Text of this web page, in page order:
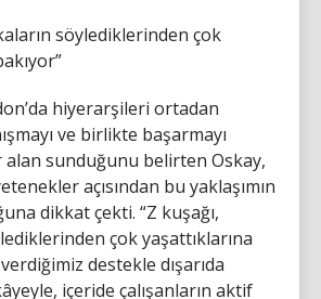
söylediklerinden çok
hiyerarşileri ortadan
ve birlikte başarmayı
sunduğunu belirten Oskay,
açısından bu yaklaşımın
dikkat çekti. “Z kuşağı,
çok yaşattıklarına
destekle dışarıda
içeride çalışanların aktif